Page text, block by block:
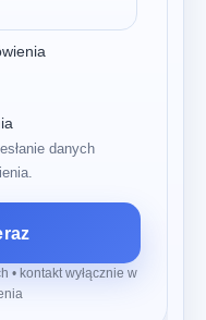
danych
• kontakt wyłącznie w